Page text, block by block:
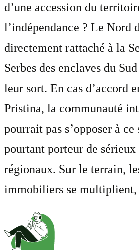
d’une accession du
l’indépendance ? Le Nord
directement rattaché à la
Serbes des enclaves du
leur sort. En cas d’accord
Pristina, la communauté
pourrait pas s’opposer à ce
pourtant porteur de sérieux
régionaux. Sur le terrain,
immobiliers se multiplient,